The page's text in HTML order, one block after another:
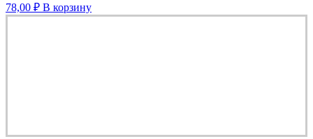
78,00 ₽ В корзину